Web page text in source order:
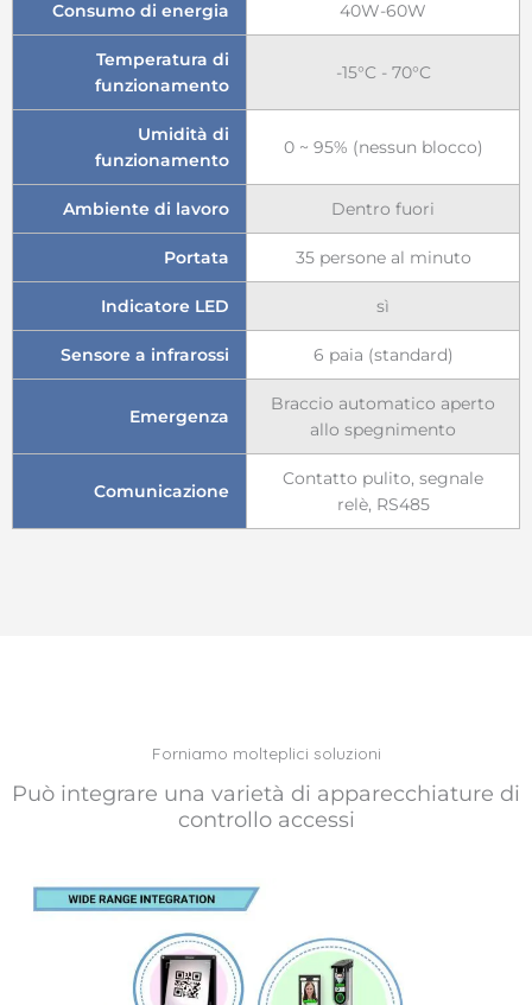
Consumo di energia 40W-60W
Temperatura di
funzionamento
-15°C - 70°C
Umidità di
funzionamento
0 ~ 95% (nessun blocco)
Ambiente di lavoro Dentro fuori
Portata 35 persone al minuto
Indicatore LED sì
Sensore a infrarossi 6 paia (standard)
Emergenza
Braccio automatico aperto
allo spegnimento
Comunicazione
Contatto pulito, segnale
relè, RS485
Forniamo molteplici soluzioni
Può integrare una varietà di apparecchiature di
controllo accessi